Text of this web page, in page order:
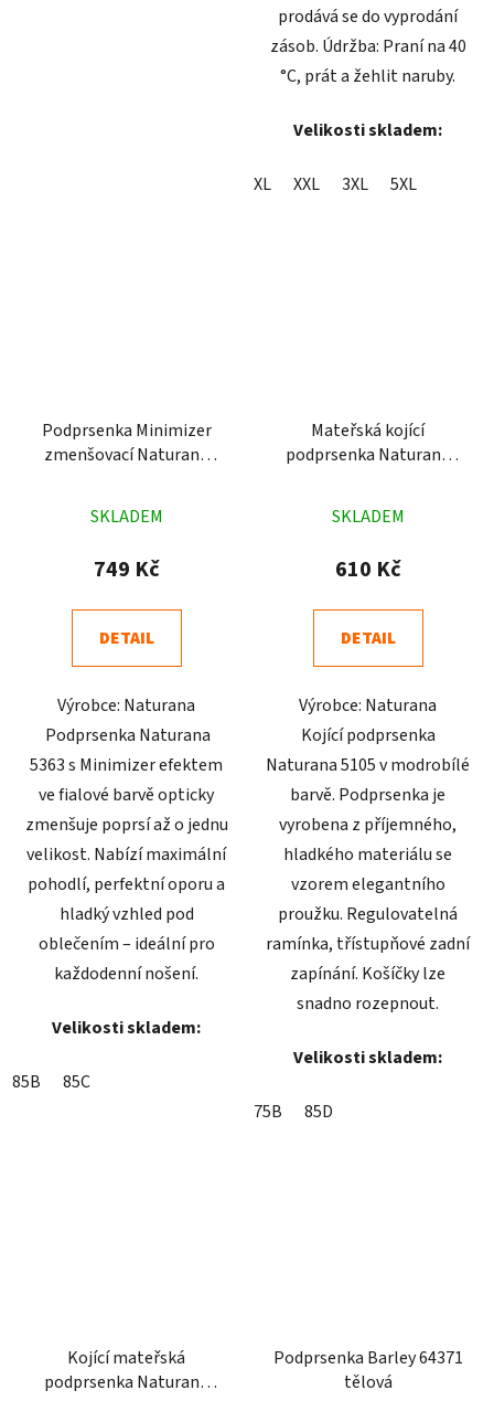
prodává se do vyprodání
zásob. Údržba: Praní na 40
°C, prát a žehlit naruby.
Velikosti skladem:
XL XXL 3XL 5XL
Podprsenka Minimizer
zmenšovací Naturana
hodnocení
produktu
5,0
z
hvězdiček.
SKLADEM
749 Kč
DETAIL
Výrobce: Naturana
Podprsenka Naturana
5363 s Minimizer efektem
ve fialové barvě opticky
zmenšuje poprsí až o jednu
velikost. Nabízí maximální
pohodlí, perfektní oporu a
hladký vzhled pod
oblečením – ideální pro
každodenní nošení.
Velikosti skladem:
85B 85C
Mateřská kojící
podprsenka Naturana
hodnocení
produktu
4,9
z
hvězdiček.
SKLADEM
610 Kč
DETAIL
Výrobce: Naturana
Kojící podprsenka
Naturana 5105 v modrobílé
barvě. Podprsenka je
vyrobena z příjemného,
hladkého materiálu se
vzorem elegantního
proužku. Regulovatelná
ramínka, třístupňové zadní
zapínání. Košíčky lze
snadno rozepnout.
Velikosti skladem:
75B 85D
Kojící mateřská
podprsenka Naturana
Podprsenka Barley 64371
tělová